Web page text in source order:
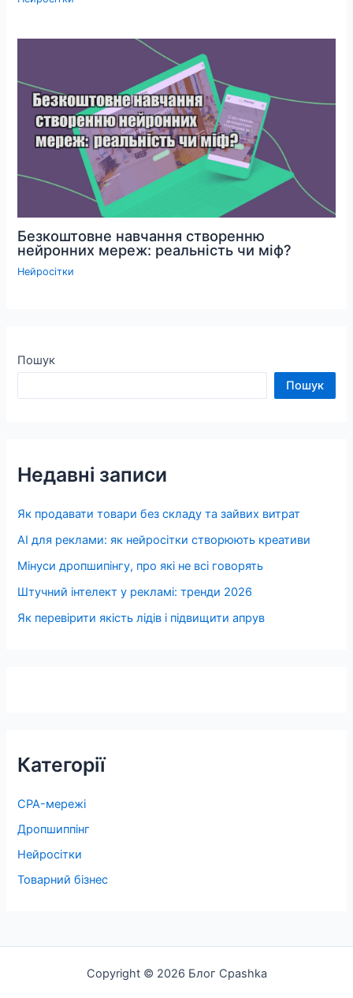
Безкоштовне навчання створенню
нейронних мереж: реальність чи міф?
Нейросітки
Пошук
Пошук
Недавні записи
Як продавати товари без складу та зайвих витрат
AI для реклами: як нейросітки створюють креативи
Мінуси дропшипінгу, про які не всі говорять
Штучний інтелект у рекламі: тренди 2026
Як перевірити якість лідів і підвищити апрув
Категорії
CPA-мережі
Дропшиппінг
Нейросітки
Товарний бізнес
Copyright © 2026 Блог Cpashka